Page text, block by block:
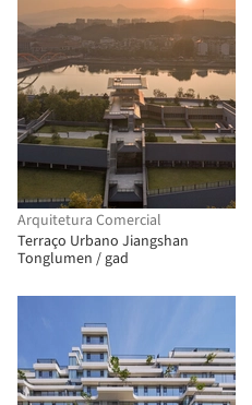
Arquitetura Comercial
Terraço Urbano Jiangshan
Tonglumen / gad